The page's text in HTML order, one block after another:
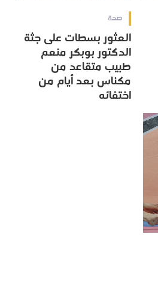
صحة
العثور بسطات على جثة
الدكتور بوبكر منعم
طبيب متقاعد من
مكناس بعد أيام من
اختفائه